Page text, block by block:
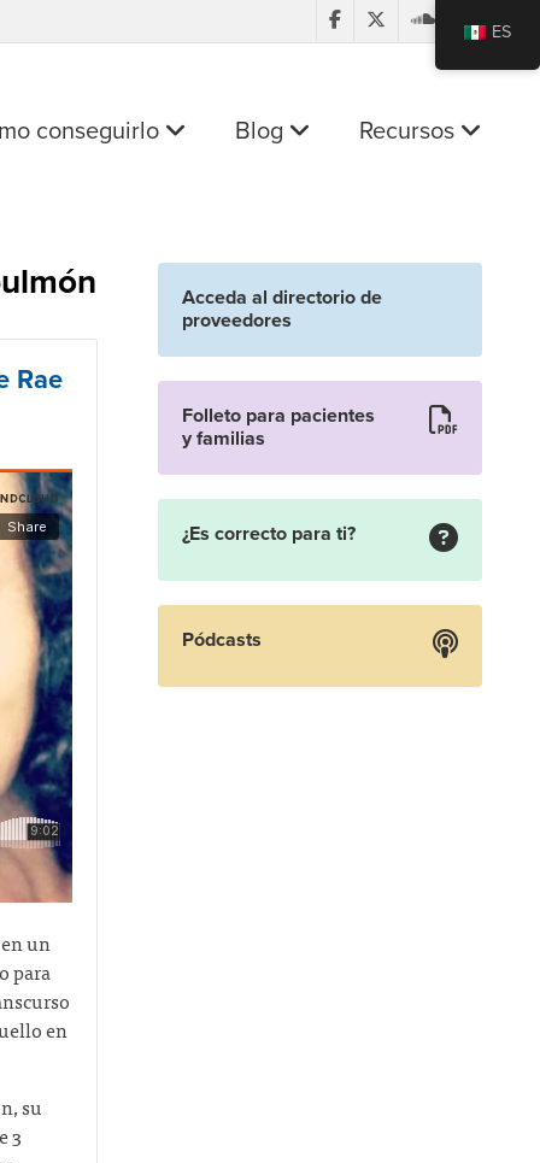
conseguirlo Blog Recursos
Rae
un
para
en
su
3
Acceda al directorio de
proveedores
Folleto para pacientes
y familias
¿Es correcto para ti?
Pódcasts
ES